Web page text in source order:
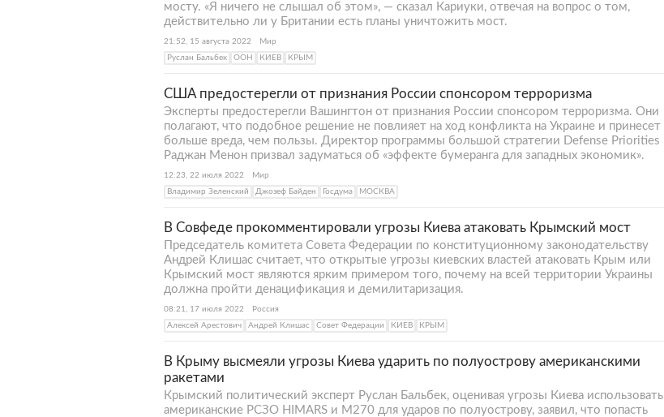
мосту. «Я ничего не слышал об этом», — сказал Кариуки, отвечая на вопрос о том,
действительно ли у Британии есть планы уничтожить мост.
21:52, 15 августа 2022
Мир
Руслан Бальбек
ООН КИЕВ КРЫМ
США предостерегли от признания России спонсором терроризма
Эксперты предостерегли Вашингтон от признания России спонсором терроризма. Они
полагают, что подобное решение не повлияет на ход конфликта на Украине и принесет
больше вреда, чем пользы. Директор программы большой стратегии Defense Priorities
Раджан Менон призвал задуматься об «эффекте бумеранга для западных экономик».
12:23, 22 июля 2022
Мир
Владимир Зеленский
Джозеф Байден Госдума МОСКВА
В Совфеде прокомментировали угрозы Киева атаковать Крымский мост
Председатель комитета Совета Федерации по конституционному законодательству
Андрей Клишас считает, что открытые угрозы киевских властей атаковать Крым или
Крымский мост являются ярким примером того, почему на всей территории Украины
должна пройти денацификация и демилитаризация.
08:21, 17 июля 2022
Россия
Алексей Арестович
Андрей Клишас Совет Федерации КИЕВ КРЫМ
В Крыму высмеяли угрозы Киева ударить по полуострову американскими
ракетами
Крымский политический эксперт Руслан Бальбек, оценивая угрозы Киева использовать
американские РСЗО HIMARS и М270 для ударов по полуострову, заявил, что попасть